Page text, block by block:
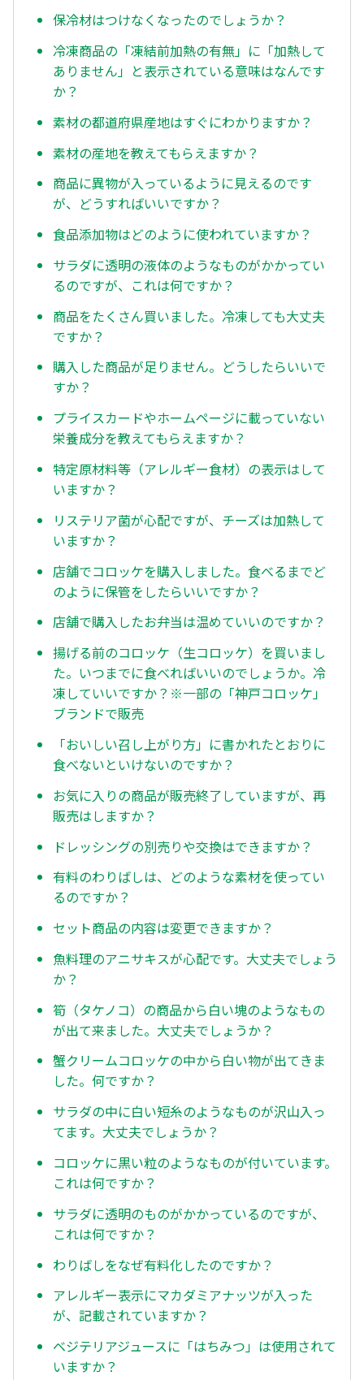
保冷材はつけなくなったのでしょうか？
冷凍商品の「凍結前加熱の有無」に「加熱して
ありません」と表示されている意味はなんです
か？
素材の都道府県産地はすぐにわかりますか？
素材の産地を教えてもらえますか？
商品に異物が入っているように見えるのです
が、どうすればいいですか？
食品添加物はどのように使われていますか？
サラダに透明の液体のようなものがかかってい
るのですが、これは何ですか？
商品をたくさん買いました。冷凍しても大丈夫
ですか？
購入した商品が足りません。どうしたらいいで
すか？
プライスカードやホームページに載っていない
栄養成分を教えてもらえますか？
特定原材料等（アレルギー食材）の表示はして
いますか？
リステリア菌が心配ですが、チーズは加熱して
いますか？
店舗でコロッケを購入しました。食べるまでど
のように保管をしたらいいですか？
店舗で購入したお弁当は温めていいのですか？
揚げる前のコロッケ（生コロッケ）を買いまし
た。いつまでに食べればいいのでしょうか。冷
凍していいですか？※一部の「神戸コロッケ」
ブランドで販売
「おいしい召し上がり方」に書かれたとおりに
食べないといけないのですか？
お気に入りの商品が販売終了していますが、再
販売はしますか？
ドレッシングの別売りや交換はできますか？
有料のわりばしは、どのような素材を使ってい
るのですか？
セット商品の内容は変更できますか？
魚料理のアニサキスが心配です。大丈夫でしょう
か？
筍（タケノコ）の商品から白い塊のようなもの
が出て来ました。大丈夫でしょうか？
蟹クリームコロッケの中から白い物が出てきま
した。何ですか？
サラダの中に白い短糸のようなものが沢山入っ
てます。大丈夫でしょうか？
コロッケに黒い粒のようなものが付いています。
これは何ですか？
サラダに透明のものがかかっているのですが、
これは何ですか？
わりばしをなぜ有料化したのですか？
アレルギー表示にマカダミアナッツが入った
が、記載されていますか？
ベジテリアジュースに「はちみつ」は使用されて
いますか？